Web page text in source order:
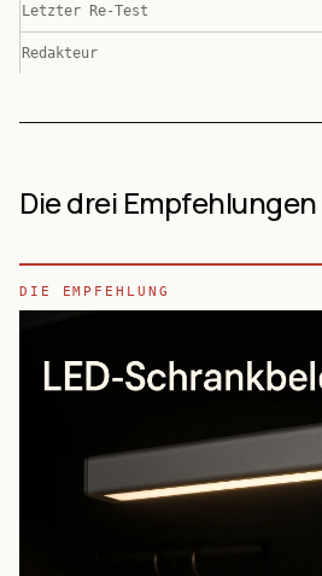
Letzter Re-Test
Redakteur
Die drei Empfehlungen
DIE EMPFEHLUNG